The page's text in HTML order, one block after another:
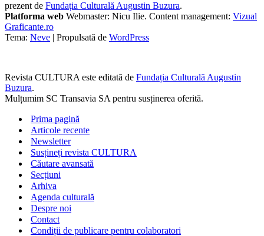
prezent de Fundația Culturală Augustin Buzura.
Platforma web Webmaster: Nicu Ilie. Content management: Vizual
Graficante.ro
Tema: Neve | Propulsată de WordPress
Revista CULTURA este editată de Fundația Culturală Augustin
Buzura.
Mulțumim SC Transavia SA pentru susținerea oferită.
Prima pagină
Articole recente
Newsletter
Susțineți revista CULTURA
Căutare avansată
Secțiuni
Arhiva
Agenda culturală
Despre noi
Contact
Condiții de publicare pentru colaboratori